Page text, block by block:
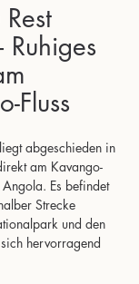
Fluss
liegt abgeschieden in
am Kavango-
Angola. Es befindet
Strecke
und den
hervorragend